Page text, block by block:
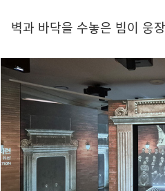
벽과 바닥을 수놓은 빔이 웅